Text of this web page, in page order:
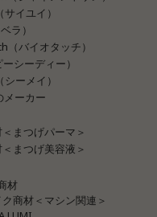
イユイ）
ラ）
バイオタッチ）
シーディー）
ーメイ）
ーカー
＜まつげパーマ＞
＜まつげ美容液＞
材
ク商材＜マシン関連＞